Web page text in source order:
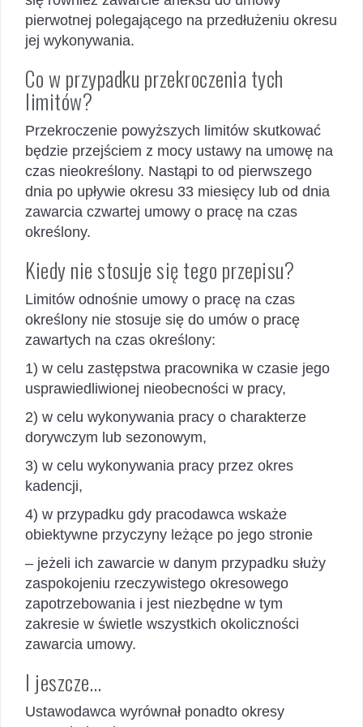
pierwotnej polegającego na przedłużeniu okresu
jej wykonywania.
Co w przypadku przekroczenia tych
limitów?
Przekroczenie powyższych limitów skutkować
będzie przejściem z mocy ustawy na umowę na
czas nieokreślony. Nastąpi to od pierwszego
dnia po upływie okresu 33 miesięcy lub od dnia
zawarcia czwartej umowy o pracę na czas
określony.
Kiedy nie stosuje się tego przepisu?
Limitów odnośnie umowy o pracę na czas
określony nie stosuje się do umów o pracę
zawartych na czas określony:
1) w celu zastępstwa pracownika w czasie jego
usprawiedliwionej nieobecności w pracy,
2) w celu wykonywania pracy o charakterze
dorywczym lub sezonowym,
3) w celu wykonywania pracy przez okres
kadencji,
4) w przypadku gdy pracodawca wskaże
obiektywne przyczyny leżące po jego stronie
– jeżeli ich zawarcie w danym przypadku służy
zaspokojeniu rzeczywistego okresowego
zapotrzebowania i jest niezbędne w tym
zakresie w świetle wszystkich okoliczności
zawarcia umowy.
I jeszcze…
Ustawodawca wyrównał ponadto okresy